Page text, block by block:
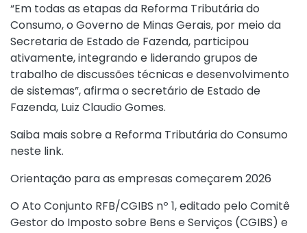
“Em todas as etapas da Reforma Tributária do
Consumo, o Governo de Minas Gerais, por meio da
Secretaria de Estado de Fazenda, participou
ativamente, integrando e liderando grupos de
trabalho de discussões técnicas e desenvolvimento
de sistemas”, afirma o secretário de Estado de
Fazenda, Luiz Claudio Gomes.
Saiba mais sobre a Reforma Tributária do Consumo
neste link.
Orientação para as empresas começarem 2026
O Ato Conjunto RFB/CGIBS nº 1, editado pelo Comitê
Gestor do Imposto sobre Bens e Serviços (CGIBS) e